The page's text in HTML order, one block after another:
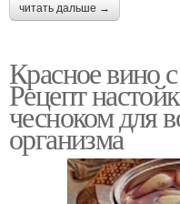
читать дальше →
Красное вино
Рецепт
чесноком для
организма